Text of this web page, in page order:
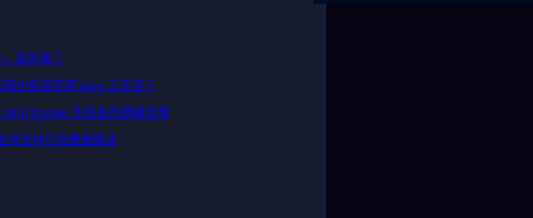
這件事？
也能搞定跨 App 工作流？
Zapier 生態系的連鎖反應
與全球化的雙重解法